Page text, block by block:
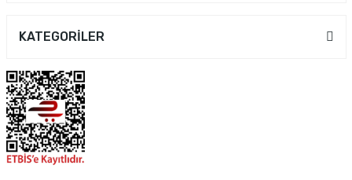
KATEGORİLER